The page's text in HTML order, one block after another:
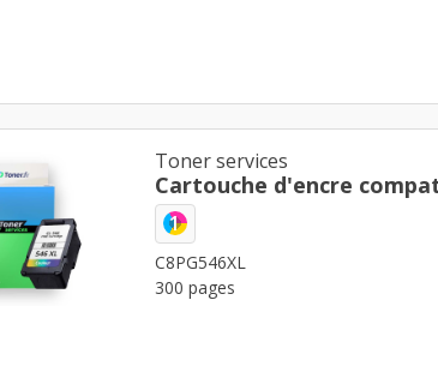
Toner services
Cartouche d'encre
1
C8PG546XL
300 pages